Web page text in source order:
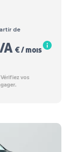
de
A € / mois
vos